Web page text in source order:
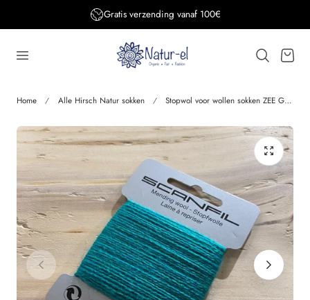
Gratis verzending BE&DE vanaf 150€
Home Alle Hirsch Natur sokken Stopwol voor wollen sokken ZEE GROEN 100